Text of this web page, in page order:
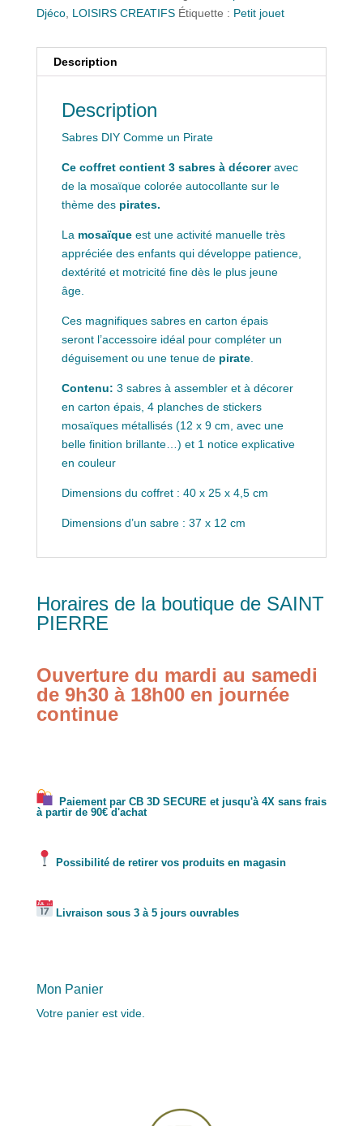
Djéco, LOISIRS CREATIFS Étiquette : Petit jouet
Description
Description
Sabres DIY Comme un Pirate
Ce coffret contient 3 sabres à décoreravec
de la mosaïque colorée autocollante sur le
thème des pirates.
La mosaïqueest une activité manuelle très
appréciée des enfants qui développe patience,
dextérité et motricité fine dès le plus jeune
âge.
Ces magnifiques sabres en carton épais
seront l’accessoire idéal pour compléter un
déguisement ou une tenue de pirate.
Contenu: 3 sabres à assembler et à décorer
en carton épais, 4 planches de stickers
mosaïques métallisés (12 x 9 cm, avec une
belle finition brillante…) et 1 notice explicative
en couleur
Dimensions du coffret : 40 x 25 x 4,5 cm
Dimensions d’un sabre : 37 x 12 cm
Horaires de la boutique de SAINT
PIERRE
Ouverture du mardi au samedi
de 9h30 à 18h00 en journée
continue
Paiement par CB 3D SECURE et jusqu'à 4X sans frais
à partir de 90€ d'achat
Possibilité de retirer vos produits en magasin
Livraison sous 3 à 5 jours ouvrables
Mon Panier
Votre panier est vide.